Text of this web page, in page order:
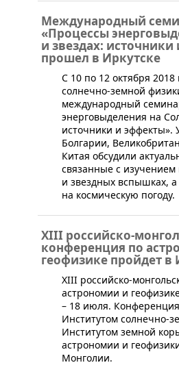
Международный
«Процессы
и звездах:
прошел в Иркутске
С 10 по 12 октября 2018
солнечно-земной
международный
энерговыделения на
источники и эффекты».
Болгарии,
Китая обсудили
связанные с
и звездных вспышках,
на космическую погоду.
XIII российско-
конференция по
геофизике пройдет в
​XIII российско-
астрономии и
– 18 июля.
Институтом солнечно-
Институтом земной
астрономии и
Монголии.